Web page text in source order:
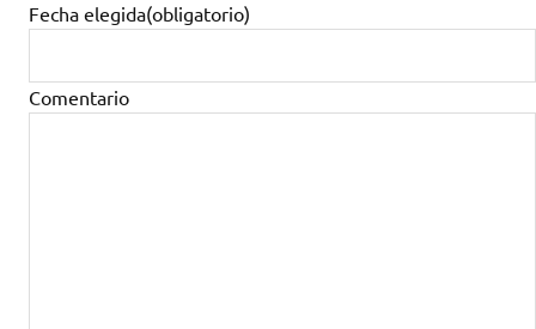
Fecha elegida(obligatorio)
Comentario